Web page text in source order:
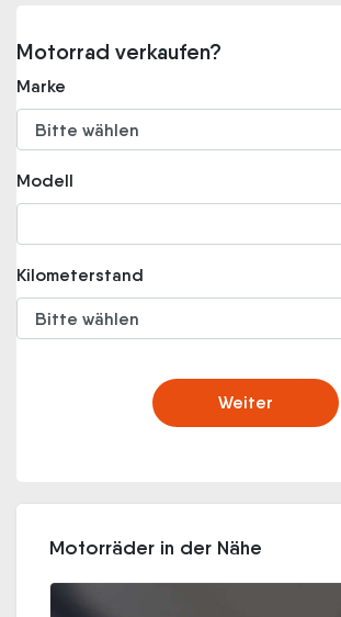
Motorrad verkaufen?
Marke
Modell
Kilometerstand
Weiter
Motorräder in der Nähe